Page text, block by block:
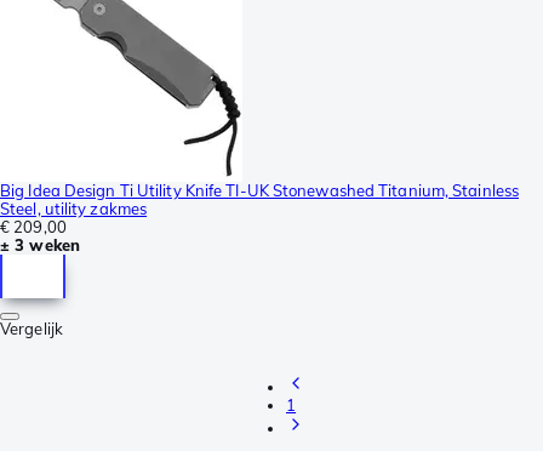
Big Idea Design Ti Utility Knife TI-UK Stonewashed Titanium, Stainless
Steel, utility zakmes
€ 209,00
± 3 weken
Vergelijk
1